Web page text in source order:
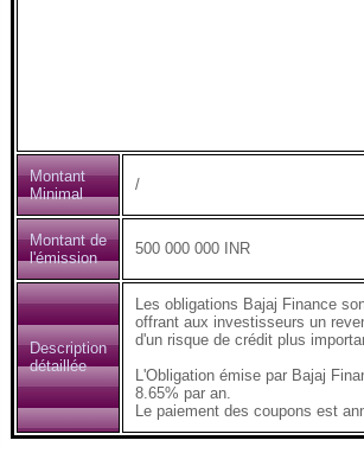
Montant
Minimal
/
Montant de
l'émission
500 000 000 INR
Description
détaillée
Les obligations Bajaj Finance
offrant aux investisseurs un
d'un risque de crédit plus
L'Obligation émise par Bajaj
8.65% par an.
Le paiement des coupons est